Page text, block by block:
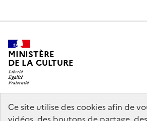
Ce site utilise des cookies afin de
MINISTÈRE
DE LA CULTURE
legifrance.gouv.fr info.gouv.fr